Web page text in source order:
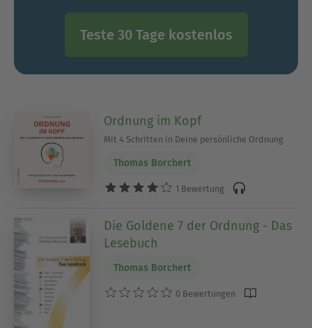
Teste 30 Tage kostenlos
Ordnung im Kopf
Mit 4 Schritten in Deine persönliche Ordnung
Thomas Borchert
1 Bewertung
Die Goldene 7 der Ordnung - Das
Lesebuch
Thomas Borchert
0 Bewertungen